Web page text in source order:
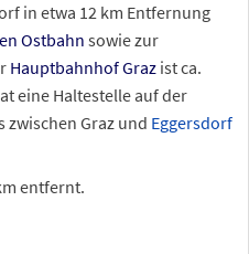
in etwa 12 km Entfernung
Ostbahn sowie zur
Hauptbahnhof Graz ist ca.
eine Haltestelle auf der
zwischen Graz und Eggersdorf
entfernt.